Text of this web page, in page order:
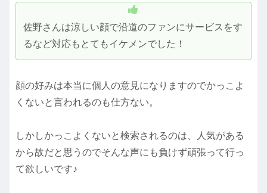
佐野さんは涼しい顔で沿道のファンにサービスをす
るなど対応もとてもイケメンでした！
顔の好みは本当に個人の意見になりますのでかっこよ
くないと言われるのも仕方ない。
しかしかっこよくないと検索されるのは、人気がある
から故だと思うのでそんな声にも負けず頑張って行っ
て欲しいです♪